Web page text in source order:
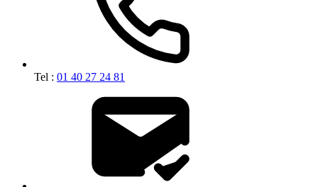
Tel : 01 40 27 24 81